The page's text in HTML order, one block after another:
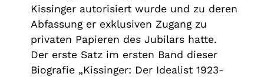
Kissinger autorisiert wurde und zu deren
Abfassung er exklusiven Zugang zu
privaten Papieren des Jubilars hatte.
Der erste Satz im ersten Band dieser
Biografie „Kissinger: Der Idealist 1923-